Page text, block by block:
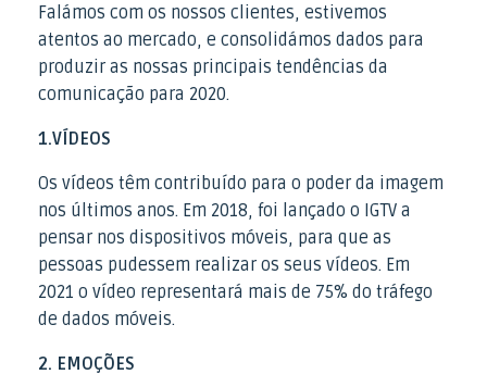
Falámos com os nossos clientes, estivemos
atentos ao mercado, e consolidámos dados para
produzir as nossas principais tendências da
comunicação para 2020.
1.VÍDEOS
Os vídeos têm contribuído para o poder da imagem
nos últimos anos. Em 2018, foi lançado o IGTV a
pensar nos dispositivos móveis, para que as
pessoas pudessem realizar os seus vídeos. Em
2021 o vídeo representará mais de 75% do tráfego
de dados móveis.
2. EMOÇÕES